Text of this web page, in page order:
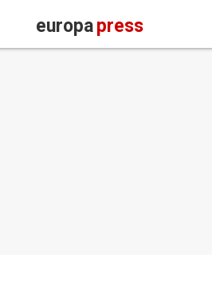
europapress